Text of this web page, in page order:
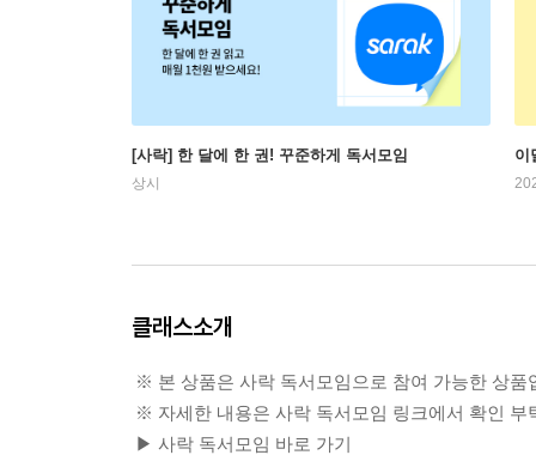
[사락] 한 달에 한 권! 꾸준하게 독서모임
상시
이
클래스소개
※ 본 상품은 사락 독서모임으로 참여 가능한 상품
※ 자세한 내용은 사락 독서모임 링크에서 확인 부
▶ 사락 독서모임 바로 가기